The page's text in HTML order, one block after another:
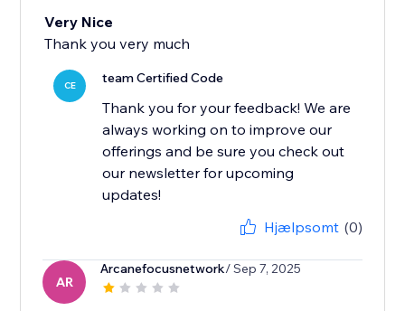
Very Nice
Thank you very much
CE team Certified Code
Thank you for your feedback! We are
always working on to improve our
offerings and be sure you check out
our newsletter for upcoming
updates!
Hjælpsomt (0)
AR
Arcanefocusnetwork/ Sep 7, 2025